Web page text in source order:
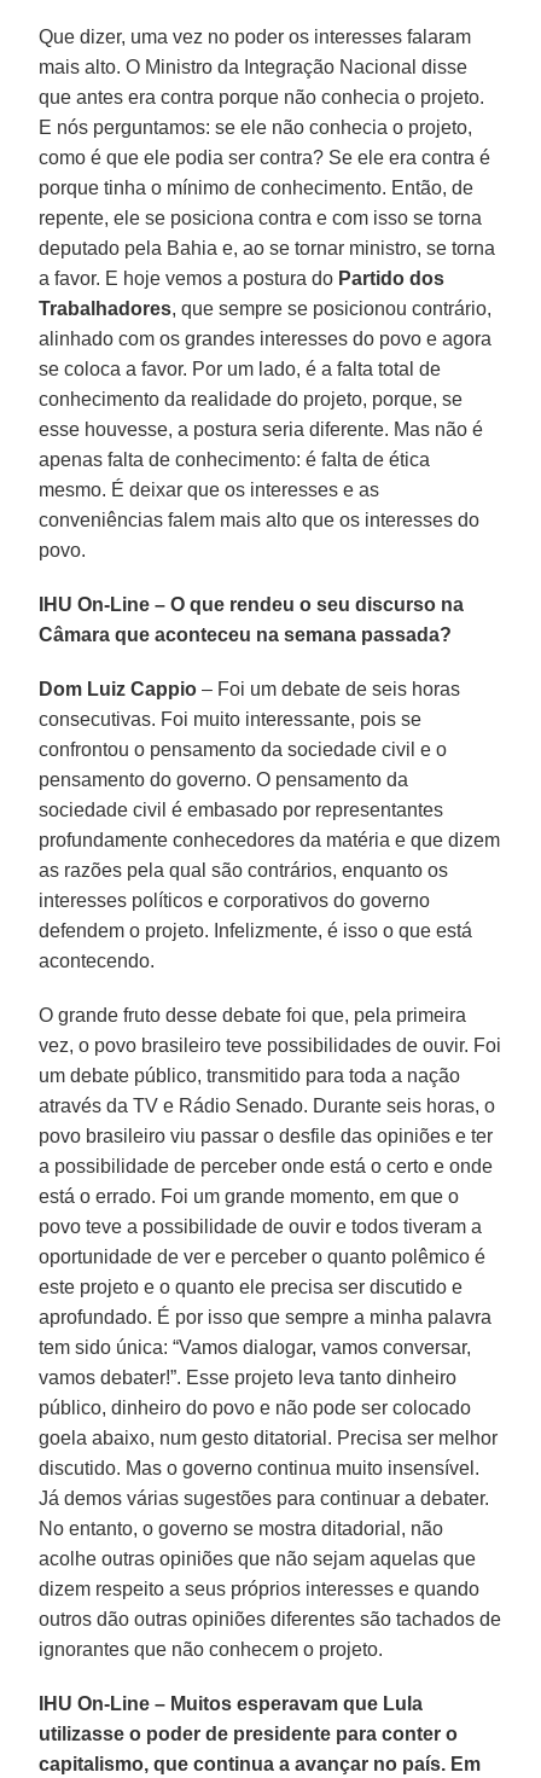
Que dizer, uma vez no poder os interesses falaram
mais alto. O Ministro da Integração Nacional disse
que antes era contra porque não conhecia o projeto.
E nós perguntamos: se ele não conhecia o projeto,
como é que ele podia ser contra? Se ele era contra é
porque tinha o mínimo de conhecimento. Então, de
repente, ele se posiciona contra e com isso se torna
deputado pela Bahia e, ao se tornar ministro, se torna
a favor. E hoje vemos a postura do Partido dos
Trabalhadores, que sempre se posicionou contrário,
alinhado com os grandes interesses do povo e agora
se coloca a favor. Por um lado, é a falta total de
conhecimento da realidade do projeto, porque, se
esse houvesse, a postura seria diferente. Mas não é
apenas falta de conhecimento: é falta de ética
mesmo. É deixar que os interesses e as
conveniências falem mais alto que os interesses do
povo.
IHU On-Line – O que rendeu o seu discurso na
Câmara que aconteceu na semana passada?
Dom Luiz Cappio – Foi um debate de seis horas
consecutivas. Foi muito interessante, pois se
confrontou o pensamento da sociedade civil e o
pensamento do governo. O pensamento da
sociedade civil é embasado por representantes
profundamente conhecedores da matéria e que dizem
as razões pela qual são contrários, enquanto os
interesses políticos e corporativos do governo
defendem o projeto. Infelizmente, é isso o que está
acontecendo.
O grande fruto desse debate foi que, pela primeira
vez, o povo brasileiro teve possibilidades de ouvir. Foi
um debate público, transmitido para toda a nação
através da TV e Rádio Senado. Durante seis horas, o
povo brasileiro viu passar o desfile das opiniões e ter
a possibilidade de perceber onde está o certo e onde
está o errado. Foi um grande momento, em que o
povo teve a possibilidade de ouvir e todos tiveram a
oportunidade de ver e perceber o quanto polêmico é
este projeto e o quanto ele precisa ser discutido e
aprofundado. É por isso que sempre a minha palavra
tem sido única: “Vamos dialogar, vamos conversar,
vamos debater!”. Esse projeto leva tanto dinheiro
público, dinheiro do povo e não pode ser colocado
goela abaixo, num gesto ditatorial. Precisa ser melhor
discutido. Mas o governo continua muito insensível.
Já demos várias sugestões para continuar a debater.
No entanto, o governo se mostra ditadorial, não
acolhe outras opiniões que não sejam aquelas que
dizem respeito a seus próprios interesses e quando
outros dão outras opiniões diferentes são tachados de
ignorantes que não conhecem o projeto.
IHU On-Line – Muitos esperavam que Lula
utilizasse o poder de presidente para conter o
capitalismo, que continua a avançar no país. Em